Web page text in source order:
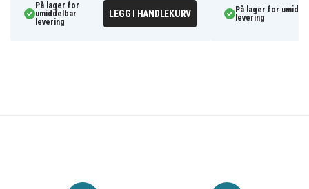
På lager for
umiddelbar
levering
LEGG I HANDLEKURV
På lager for
levering